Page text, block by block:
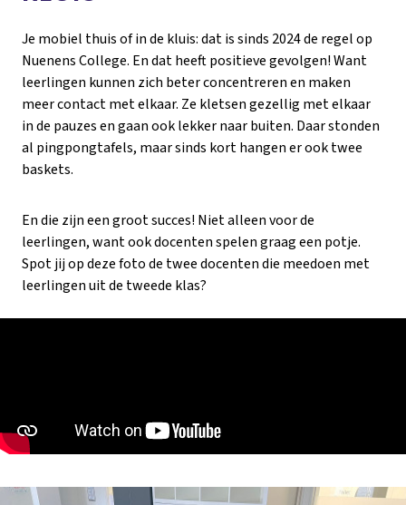
Je mobiel thuis of in de kluis: dat is sinds 2024 de regel op
Nuenens College. En dat heeft positieve gevolgen! Want
leerlingen kunnen zich beter concentreren en maken
meer contact met elkaar. Ze kletsen gezellig met elkaar
in de pauzes en gaan ook lekker naar buiten. Daar stonden
al pingpongtafels, maar sinds kort hangen er ook twee
baskets.
En die zijn een groot succes! Niet alleen voor de
leerlingen, want ook docenten spelen graag een potje.
Spot jij op deze foto de twee docenten die meedoen met
leerlingen uit de tweede klas?